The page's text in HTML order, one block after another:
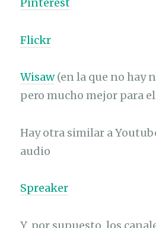
Pinterest
Flickr
Wisaw(en la que no hay
pero mucho mejor para
Hay otra similar a
audio
Spreaker
Y, por supuesto, los